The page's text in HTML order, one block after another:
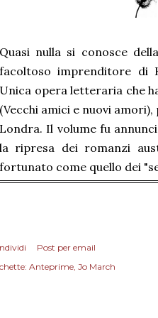
Quasi nulla si conosce
facoltoso imprenditore di
Unica opera letteraria che
(Vecchi amici e nuovi
Londra. Il volume fu
la ripresa dei romanzi
fortunato come quello dei
Post per email
Anteprime Jo March